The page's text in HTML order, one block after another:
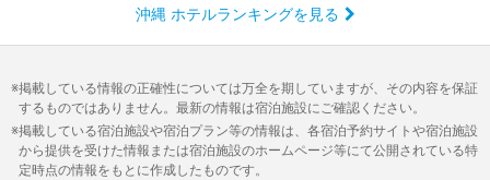
沖縄 ホテルランキングを見る
掲載している情報の正確性については万全を期していますが、その内容を保証
するものではありません。最新の情報は宿泊施設にご確認ください。
掲載している宿泊施設や宿泊プラン等の情報は、各宿泊予約サイトや宿泊施設
から提供を受けた情報または宿泊施設のホームページ等にて公開されている特
定時点の情報をもとに作成したものです。